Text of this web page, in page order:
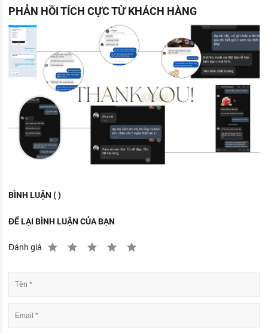
PHẢN HỒI TÍCH CỰC TỪ KHÁCH HÀNG
BÌNH LUẬN ( )
ĐỂ LẠI BÌNH LUẬN CỦA BẠN
Đánh giá